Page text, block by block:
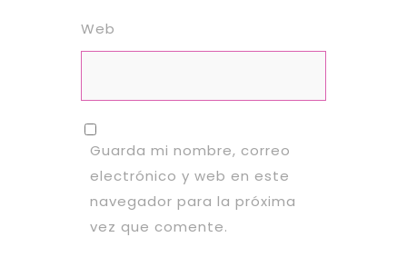
Web
Guarda mi nombre, correo
electrónico y web en este
navegador para la próxima
vez que comente.